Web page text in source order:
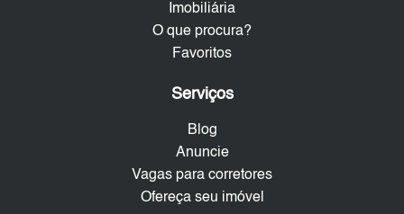
Imobiliária
O que procura?
Favoritos
Serviços
Blog
Anuncie
Vagas para corretores
Ofereça seu imóvel